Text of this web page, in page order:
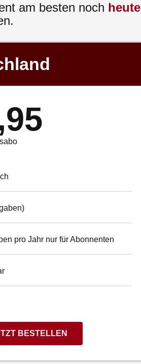
am besten noch heute
pro Jahr nur für Abonnenten
BESTELLEN